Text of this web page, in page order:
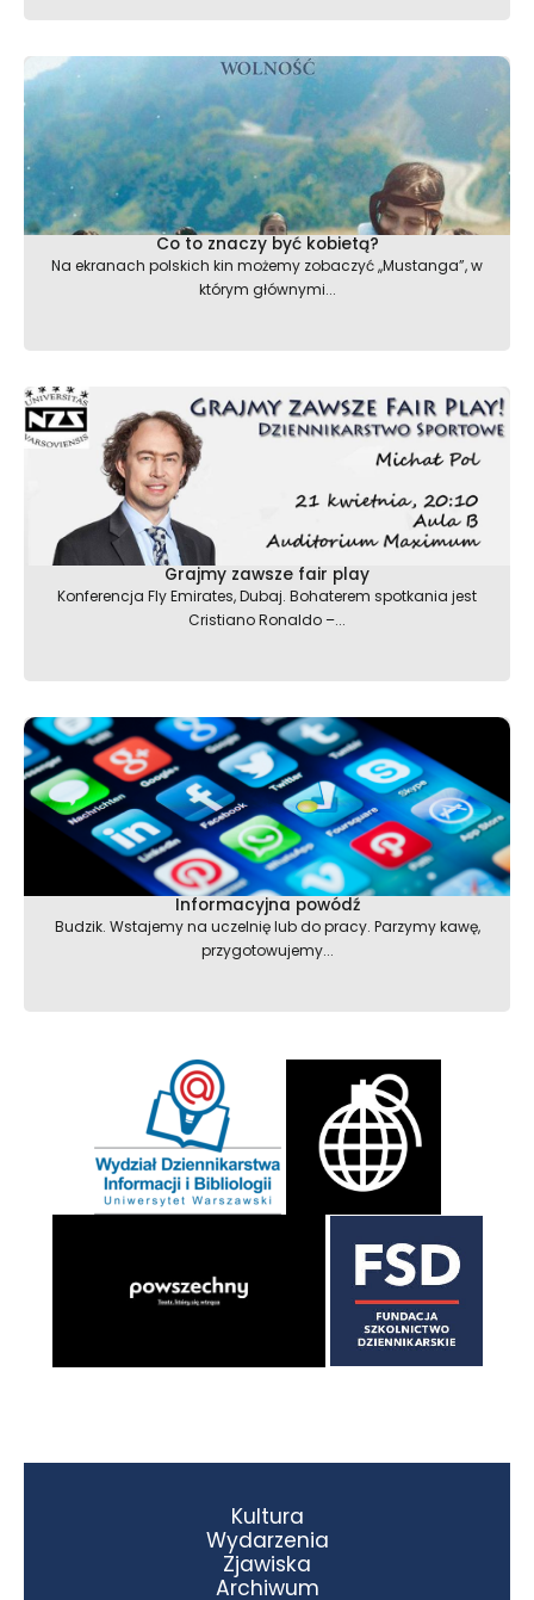
Co to znaczy być kobietą?
Na ekranach polskich kin możemy zobaczyć ,,Mustanga”, w
którym głównymi...
Grajmy zawsze fair play
Konferencja Fly Emirates, Dubaj. Bohaterem spotkania jest
Cristiano Ronaldo –...
Informacyjna powódź
Budzik. Wstajemy na uczelnię lub do pracy. Parzymy kawę,
przygotowujemy...
Kultura
Wydarzenia
Zjawiska
Archiwum